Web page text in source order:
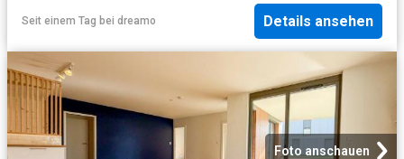
Seit einem Tag bei dreamo Details ansehen
Foto anschauen